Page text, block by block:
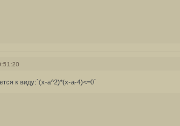
к виду:`(x-a^2)*(x-a-4)<=0`